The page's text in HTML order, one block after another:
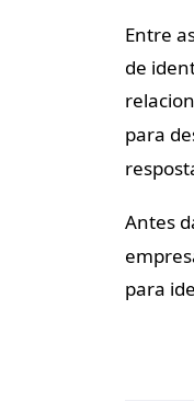
Entre
de
para
Antes
para